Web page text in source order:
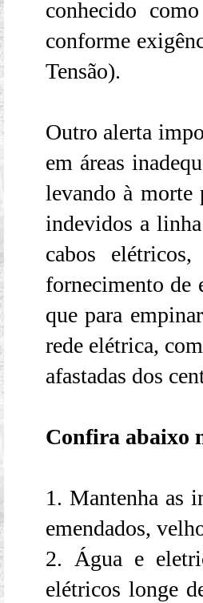
conhecido
conforme
Tensão).
Outro alerta
em áreas
levando à morte
indevidos a
cabos
fornecimento de
que para
rede elétrica,
afastadas dos
Confira abaixo
1. Mantenha as
emendados,
2. Água e
elétricos longe